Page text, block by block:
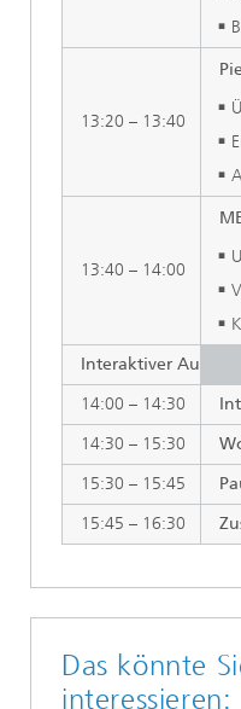
13:20 – 13:40
13:40 – 14:00
Interaktiver
14:00 – 14:30
14:30 – 15:30
15:30 – 15:45
15:45 – 16:30
Das könnte
interessieren: